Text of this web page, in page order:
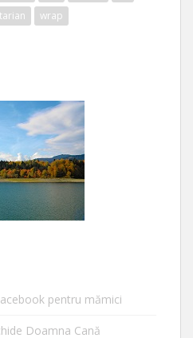
wrap
pentru mămici
Doamna Cană